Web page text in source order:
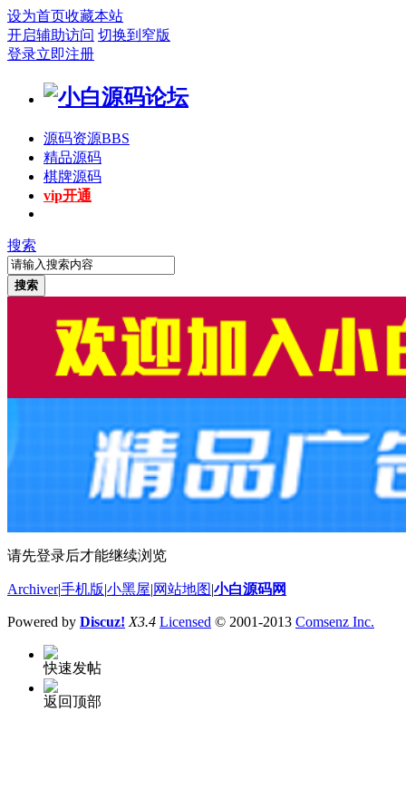
设为首页收藏本站
开启辅助访问 切换到窄版
登录立即注册
源码资源BBS
精品源码
棋牌源码
vip开通
搜索
搜索
请先登录后才能继续浏览
Archiver|手机版 小黑屋 网站地图 小白源码网
Powered by Discuz! X3.4 Licensed © 2001-2013 Comsenz Inc.
快速发帖
返回顶部